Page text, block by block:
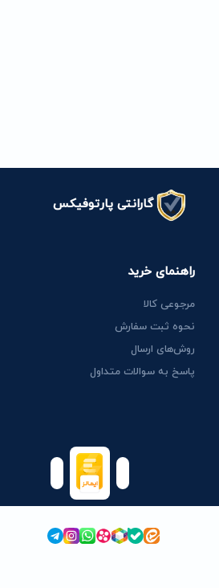
گارانتی پارتوفیکس
راهنمای خرید
مرجوعی کالا
نحوه ثبت سفارش
روش‌های ارسال
پاسخ به سوالات متداول